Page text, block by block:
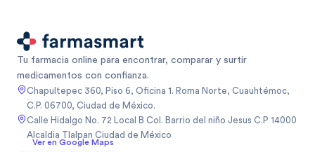
Tu farmacia online para encontrar, comparar y surtir
medicamentos con confianza.
Chapultepec 360, Piso 6, Oficina 1. Roma Norte, Cuauhtémoc,
C.P. 06700, Ciudad de México.
Calle Hidalgo No. 72 Local B Col. Barrio del niño Jesus C.P 14000
Alcaldia Tlalpan Ciudad de México
Ver en Google Maps